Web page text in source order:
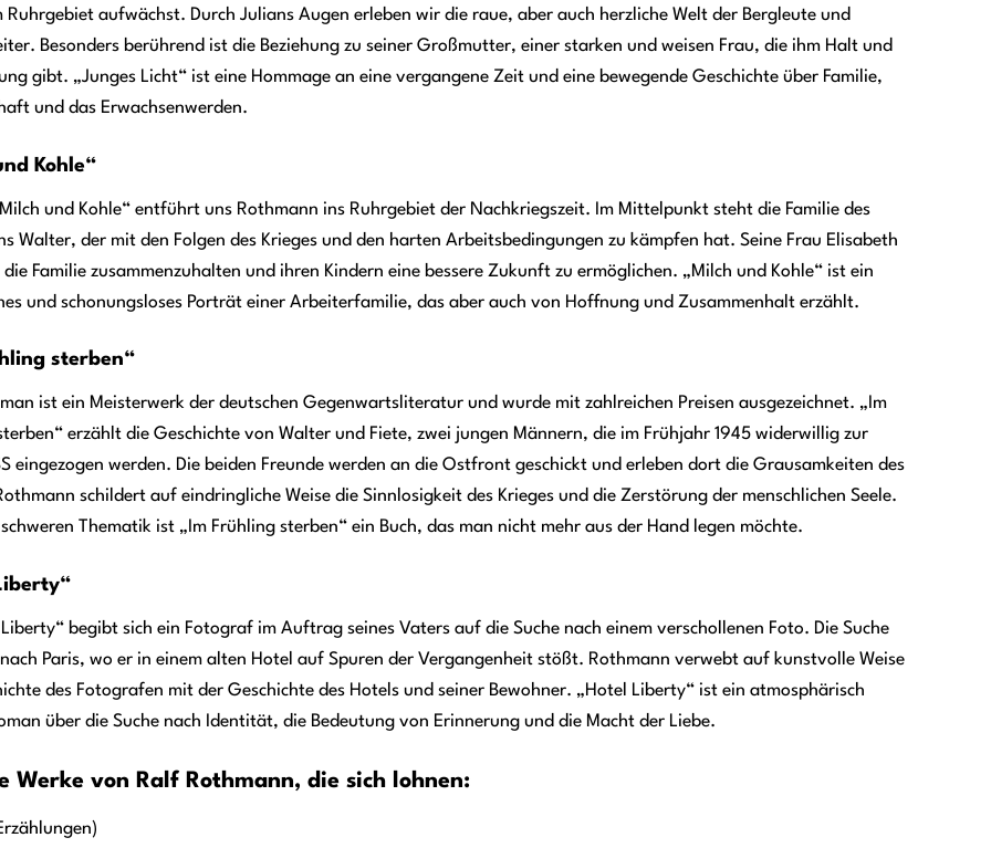
Ruhrgebiet aufwächst. Durch Julians Augen erleben wir die raue, aber auch herzliche Welt der Bergleute und
Besonders berührend ist die Beziehung zu seiner Großmutter, einer starken und weisen Frau, die ihm Halt und
gibt. „Junges Licht“ ist eine Hommage an eine vergangene Zeit und eine bewegende Geschichte über Familie,
und das Erwachsenwerden.
Kohle“
und Kohle“ entführt uns Rothmann ins Ruhrgebiet der Nachkriegszeit. Im Mittelpunkt steht die Familie des
Walter, der mit den Folgen des Krieges und den harten Arbeitsbedingungen zu kämpfen hat. Seine Frau Elisabeth
Familie zusammenzuhalten und ihren Kindern eine bessere Zukunft zu ermöglichen. „Milch und Kohle“ ist ein
und schonungsloses Porträt einer Arbeiterfamilie, das aber auch von Hoffnung und Zusammenhalt erzählt.
sterben“
ist ein Meisterwerk der deutschen Gegenwartsliteratur und wurde mit zahlreichen Preisen ausgezeichnet. „Im
erzählt die Geschichte von Walter und Fiete, zwei jungen Männern, die im Frühjahr 1945 widerwillig zur
eingezogen werden. Die beiden Freunde werden an die Ostfront geschickt und erleben dort die Grausamkeiten des
schildert auf eindringliche Weise die Sinnlosigkeit des Krieges und die Zerstörung der menschlichen Seele.
Thematik ist „Im Frühling sterben“ ein Buch, das man nicht mehr aus der Hand legen möchte.
Liberty“ begibt sich ein Fotograf im Auftrag seines Vaters auf die Suche nach einem verschollenen Foto. Die Suche
Paris, wo er in einem alten Hotel auf Spuren der Vergangenheit stößt. Rothmann verwebt auf kunstvolle Weise
des Fotografen mit der Geschichte des Hotels und seiner Bewohner. „Hotel Liberty“ ist ein atmosphärisch
über die Suche nach Identität, die Bedeutung von Erinnerung und die Macht der Liebe.
Werke von Ralf Rothmann, die sich lohnen: